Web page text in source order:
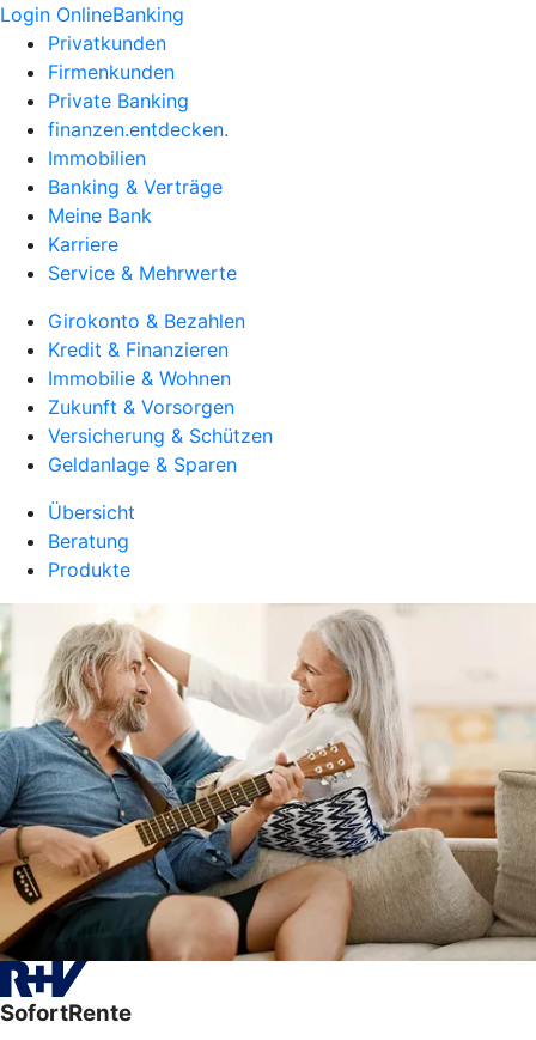
Login OnlineBanking
Privatkunden
Firmenkunden
Private Banking
finanzen.entdecken.
Immobilien
Banking & Verträge
Meine Bank
Karriere
Service & Mehrwerte
Girokonto & Bezahlen
Kredit & Finanzieren
Immobilie & Wohnen
Zukunft & Vorsorgen
Versicherung & Schützen
Geldanlage & Sparen
Übersicht
Beratung
Produkte
SofortRente